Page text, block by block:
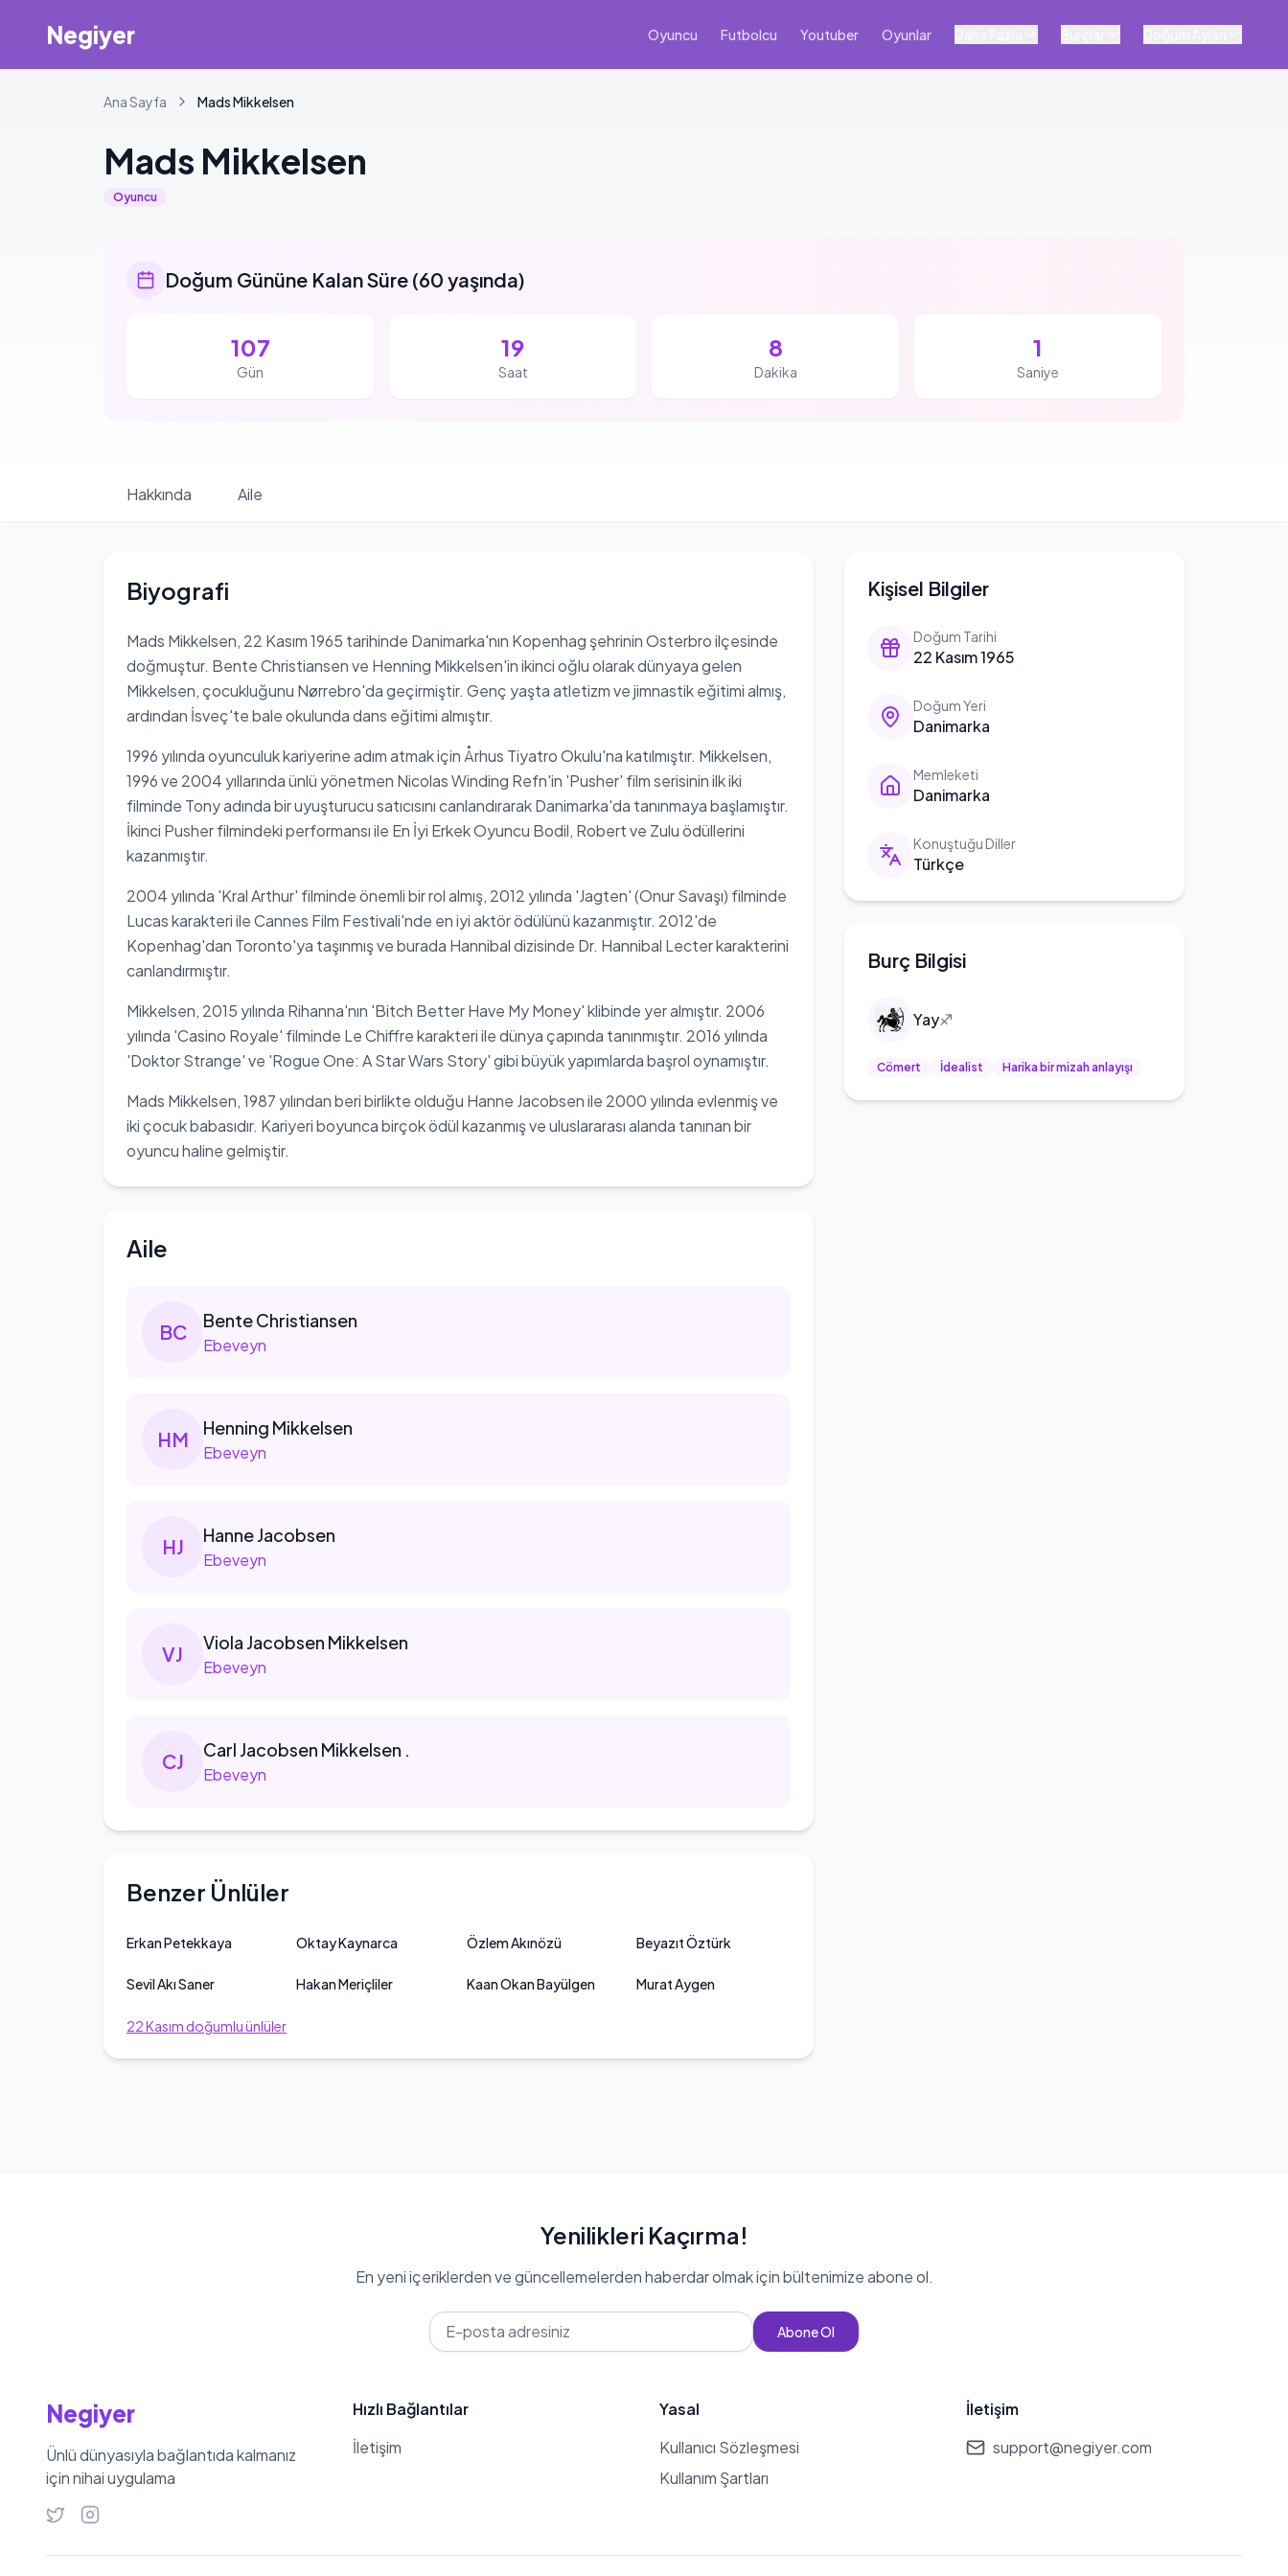
Negiyer Oyuncu Futbolcu Youtuber Oyunlar
Ana Sayfa MadsMikkelsen
Mads Mikkelsen
Oyuncu
Doğum Gününe Kalan Süre (60 yaşında)
107
Gün
19
Saat
8
Dakika
0
Saniye
Hakkında Aile
Kişisel Bilgiler
Doğum Tarihi
22 Kasım 1965
Doğum Yeri
Danimarka
Memleketi
Danimarka
Konuştuğu Diller
Türkçe
Burç Bilgisi
Yay♐
Cömert İdealist Harika bir mizah anlayışı
Biyografi
Mads Mikkelsen, 22 Kasım 1965 tarihinde Danimarka'nın Kopenhag şehrinin Osterbro ilçesinde
doğmuştur. Bente Christiansen ve Henning Mikkelsen'in ikinci oğlu olarak dünyaya gelen
Mikkelsen, çocukluğunu Nørrebro'da geçirmiştir. Genç yaşta atletizm ve jimnastik eğitimi almış,
ardından İsveç'te bale okulunda dans eğitimi almıştır.
1996 yılında oyunculuk kariyerine adım atmak için Århus Tiyatro Okulu'na katılmıştır. Mikkelsen,
1996 ve 2004 yıllarında ünlü yönetmen Nicolas Winding Refn'in 'Pusher' film serisinin ilk iki
filminde Tony adında bir uyuşturucu satıcısını canlandırarak Danimarka'da tanınmaya başlamıştır.
İkinci Pusher filmindeki performansı ile En İyi Erkek Oyuncu Bodil, Robert ve Zulu ödüllerini
kazanmıştır.
2004 yılında 'Kral Arthur' filminde önemli bir rol almış, 2012 yılında 'Jagten' (Onur Savaşı) filminde
Lucas karakteri ile Cannes Film Festivali'nde en iyi aktör ödülünü kazanmıştır. 2012'de
Kopenhag'dan Toronto'ya taşınmış ve burada Hannibal dizisinde Dr. Hannibal Lecter karakterini
canlandırmıştır.
Mikkelsen, 2015 yılında Rihanna'nın 'Bitch Better Have My Money' klibinde yer almıştır. 2006
yılında 'Casino Royale' filminde Le Chiffre karakteri ile dünya çapında tanınmıştır. 2016 yılında
'Doktor Strange' ve 'Rogue One: A Star Wars Story' gibi büyük yapımlarda başrol oynamıştır.
Mads Mikkelsen, 1987 yılından beri birlikte olduğu Hanne Jacobsen ile 2000 yılında evlenmiş ve
iki çocuk babasıdır. Kariyeri boyunca birçok ödül kazanmış ve uluslararası alanda tanınan bir
oyuncu haline gelmiştir.
Aile
BC BenteChristiansen
Ebeveyn
HM Henning Mikkelsen
Ebeveyn
HJ HanneJacobsen
Ebeveyn
VJ Viola Jacobsen Mikkelsen
Ebeveyn
CJ Carl Jacobsen Mikkelsen .
Ebeveyn
Benzer Ünlüler
Erkan Petekkaya Oktay Kaynarca Özlem Akınözü Beyazıt Öztürk
Sevil Akı Saner Hakan Meriçliler Kaan Okan Bayülgen Murat Aygen
22Kasım doğumlu ünlüler
Yenilikleri Kaçırma!
En yeni içeriklerden ve güncellemelerden haberdar olmak için bültenimize abone ol.
Abone Ol
Negiyer
Ünlü dünyasıyla bağlantıda kalmanız
için nihai uygulama
Hızlı Bağlantılar
İletişim
Yasal
Kullanıcı Sözleşmesi
Kullanım Şartları
İletişim
support@negiyer.com